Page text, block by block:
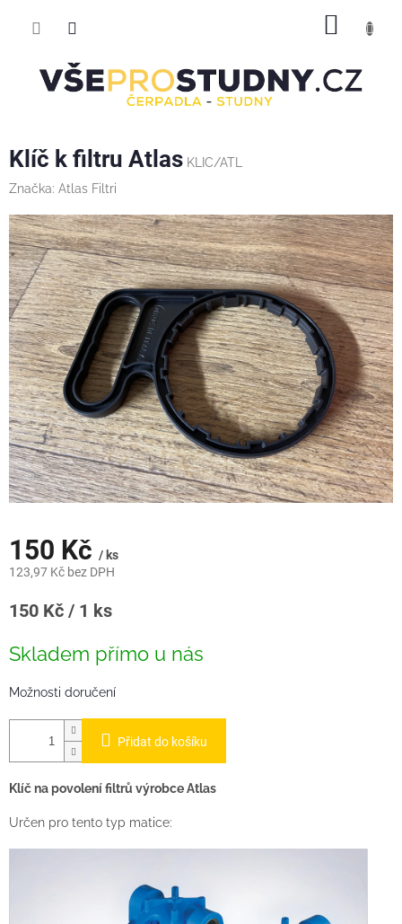
Klíč k filtru Atlas KLIC/ATL
Značka: Atlas Filtri
150 Kč / ks
123,97 Kč bez DPH
Měrná
150 Kč / 1 ks
Skladem přímo u nás
Možnosti doručení
Přidat do košíku
Klíč na povolení filtrů výrobce Atlas
Určen pro tento typ matice: